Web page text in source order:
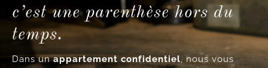
c’est une parenthèse hors du
temps.
Dans unappartement confidentiel, nous vous